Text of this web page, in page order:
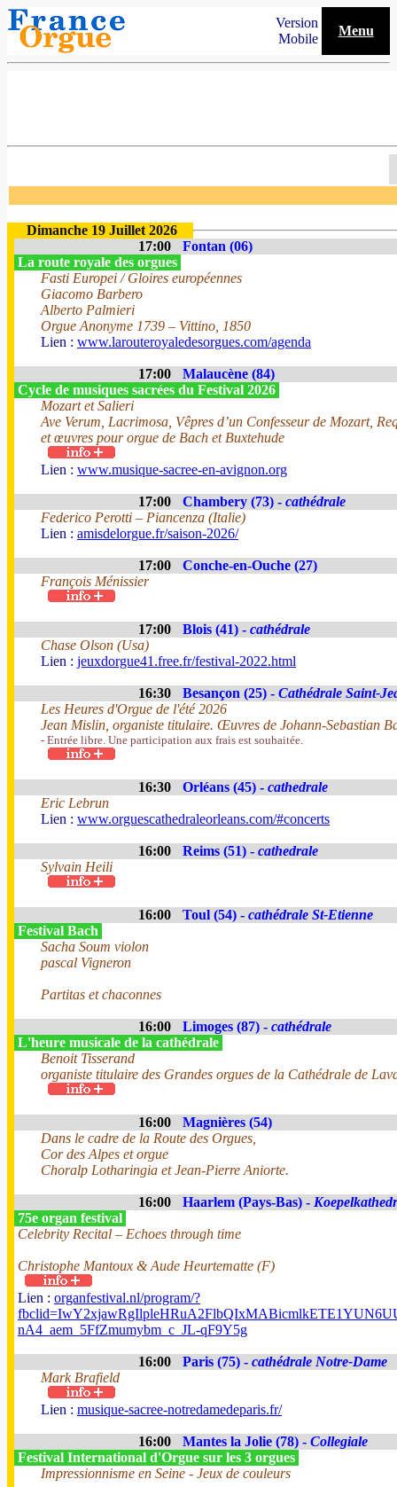
Version
Mobile
Menu
Dimanche 19 Juillet 2026
17:00
Fontan (06)
La route royale des orgues
Fasti Europei / Gloires européennes
Giacomo Barbero
Alberto Palmieri
Orgue Anonyme 1739 – Vittino, 1850
Lien : www.larouteroyaledesorgues.com/agenda
17:00
Malaucène (84)
Cycle de musiques sacrées du Festival 2026
Mozart et Salieri
Ave Verum, Lacrimosa, Vêpres d’un Confesseur de Mozart,
et œuvres pour orgue de Bach et Buxtehude
Lien : www.musique-sacree-en-avignon.org
17:00 Chambery (73) - cathédrale
Federico Perotti – Piancenza (Italie)
Lien : amisdelorgue.fr/saison-2026/
17:00
Conche-en-Ouche (27)
François Ménissier
17:00 Blois (41) - cathédrale
Chase Olson (Usa)
Lien : jeuxdorgue41.free.fr/festival-2022.html
16:30 Besançon (25) - Cathédrale Saint-
Les Heures d'Orgue de l'été 2026
Jean Mislin, organiste titulaire. Œuvres de Johann-Sebastian
- Entrée libre. Une participation aux frais est souhaitée.
16:30 Orléans (45) - cathedrale
Eric Lebrun
Lien : www.orguescathedraleorleans.com/#concerts
16:00 Reims (51) - cathedrale
Sylvain Heili
16:00 Toul (54) - cathédrale St-Etienne
Festival Bach
Sacha Soum violon
pascal Vigneron
Partitas et chaconnes
16:00 Limoges (87) - cathédrale
L'heure musicale de la cathédrale
Benoit Tisserand
organiste titulaire des Grandes orgues de la Cathédrale de
16:00
Magnières (54)
Dans le cadre de la Route des Orgues,
Cor des Alpes et orgue
Choralp Lotharingia et Jean-Pierre Aniorte.
16:00 Haarlem (Pays-Bas) -
75e organ festival
Celebrity Recital – Echoes through time
Christophe Mantoux & Aude Heurtematte (F)
Lien : organfestival.nl/program/?
nA4_aem_5FfZmumybm_c_JL-qF9Y5g
16:00 Paris (75) - cathédrale Notre-Dame
Mark Brafield
Lien : musique-sacree-notredamedeparis.fr/
16:00 Mantes la Jolie (78) - Collegiale
Festival International d'Orgue sur les 3 orgues
Impressionnisme en Seine - Jeux de couleurs